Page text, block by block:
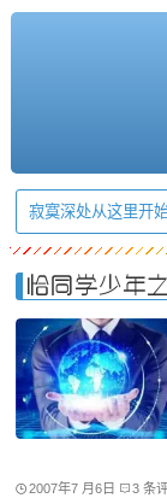
恰同学少年
2007年7 月6日 3 条